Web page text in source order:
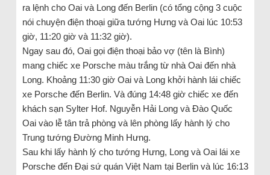
ra lệnh cho Oai và Long đến Berlin (có tổng cộng 3 cuộc
nói chuyện điện thoại giữa tướng Hưng và Oai lúc 10:53
giờ, 11:20 giờ và 11:32 giờ).
Ngay sau đó, Oai gọi điện thoại bảo vợ (tên là Bình)
mang chiếc xe Porsche màu trắng từ nhà Oai đến nhà
Long. Khoảng 11:30 giờ Oai và Long khởi hành lái chiếc
xe Porsche đến Berlin. Và đúng 14:48 giờ chiếc xe đến
khách sạn Sylter Hof. Nguyễn Hải Long và Đào Quốc
Oai vào lễ tân trả phòng và lên phòng lấy hành lý cho
Trung tướng Đường Minh Hưng.
Sau khi lấy hành lý cho tướng Hưng, Long và Oai lái xe
Porsche đến Đại sứ quán Việt Nam tại Berlin và lúc 16:13